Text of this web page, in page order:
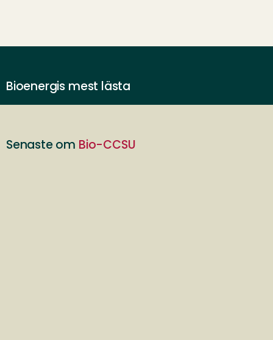
Bioenergis mest lästa
Senaste om Bio-CCSU